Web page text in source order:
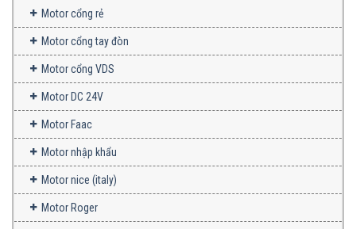
Motor cổng rẻ
Motor cổng tay đòn
Motor cổng VDS
Motor DC 24V
Motor Faac
Motor nhập khẩu
Motor nice (italy)
Motor Roger